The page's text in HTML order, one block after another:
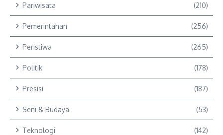
Pariwisata (210)
Pemerintahan (256)
Peristiwa (265)
Politik (178)
Presisi (187)
Seni & Budaya (53)
Teknologi (142)